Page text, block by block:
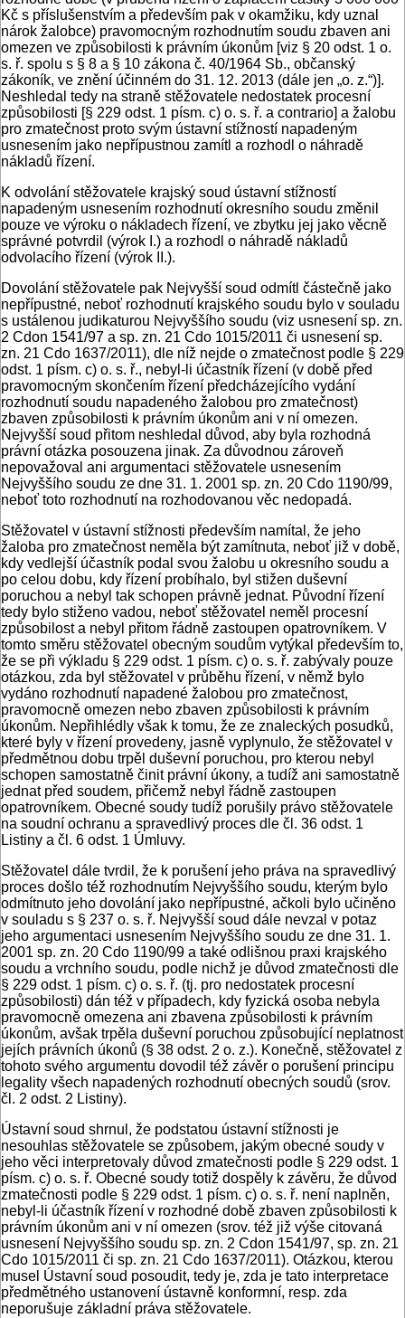
Kč s příslušenstvím a především pak v okamžiku, kdy uznal
nárok žalobce) pravomocným rozhodnutím soudu zbaven ani
omezen ve způsobilosti k právním úkonům [viz § 20 odst. 1 o.
s. ř. spolu s § 8 a § 10 zákona č. 40/1964 Sb., občanský
zákoník, ve znění účinném do 31. 12. 2013 (dále jen „o. z.“)].
Neshledal tedy na straně stěžovatele nedostatek procesní
způsobilosti [§ 229 odst. 1 písm. c) o. s. ř. a contrario] a žalobu
pro zmatečnost proto svým ústavní stížností napadeným
usnesením jako nepřípustnou zamítl a rozhodl o náhradě
nákladů řízení.
K odvolání stěžovatele krajský soud ústavní stížností
napadeným usnesením rozhodnutí okresního soudu změnil
pouze ve výroku o nákladech řízení, ve zbytku jej jako věcně
správné potvrdil (výrok I.) a rozhodl o náhradě nákladů
odvolacího řízení (výrok II.).
Dovolání stěžovatele pak Nejvyšší soud odmítl částečně jako
nepřípustné, neboť rozhodnutí krajského soudu bylo v souladu
s ustálenou judikaturou Nejvyššího soudu (viz usnesení sp. zn.
2 Cdon 1541/97 a sp. zn. 21 Cdo 1015/2011 či usnesení sp.
zn. 21 Cdo 1637/2011), dle níž nejde o zmatečnost podle § 229
odst. 1 písm. c) o. s. ř., nebyl-li účastník řízení (v době před
pravomocným skončením řízení předcházejícího vydání
rozhodnutí soudu napadeného žalobou pro zmatečnost)
zbaven způsobilosti k právním úkonům ani v ní omezen.
Nejvyšší soud přitom neshledal důvod, aby byla rozhodná
právní otázka posouzena jinak. Za důvodnou zároveň
nepovažoval ani argumentaci stěžovatele usnesením
Nejvyššího soudu ze dne 31. 1. 2001 sp. zn. 20 Cdo 1190/99,
neboť toto rozhodnutí na rozhodovanou věc nedopadá.
Stěžovatel v ústavní stížnosti především namítal, že jeho
žaloba pro zmatečnost neměla být zamítnuta, neboť již v době,
kdy vedlejší účastník podal svou žalobu u okresního soudu a
po celou dobu, kdy řízení probíhalo, byl stižen duševní
poruchou a nebyl tak schopen právně jednat. Původní řízení
tedy bylo stiženo vadou, neboť stěžovatel neměl procesní
způsobilost a nebyl přitom řádně zastoupen opatrovníkem. V
tomto směru stěžovatel obecným soudům vytýkal především to,
že se při výkladu § 229 odst. 1 písm. c) o. s. ř. zabývaly pouze
otázkou, zda byl stěžovatel v průběhu řízení, v němž bylo
vydáno rozhodnutí napadené žalobou pro zmatečnost,
pravomocně omezen nebo zbaven způsobilosti k právním
úkonům. Nepřihlédly však k tomu, že ze znaleckých posudků,
které byly v řízení provedeny, jasně vyplynulo, že stěžovatel v
předmětnou dobu trpěl duševní poruchou, pro kterou nebyl
schopen samostatně činit právní úkony, a tudíž ani samostatně
jednat před soudem, přičemž nebyl řádně zastoupen
opatrovníkem. Obecné soudy tudíž porušily právo stěžovatele
na soudní ochranu a spravedlivý proces dle čl. 36 odst. 1
Listiny a čl. 6 odst. 1 Úmluvy.
Stěžovatel dále tvrdil, že k porušení jeho práva na spravedlivý
proces došlo též rozhodnutím Nejvyššího soudu, kterým bylo
odmítnuto jeho dovolání jako nepřípustné, ačkoli bylo učiněno
v souladu s § 237 o. s. ř. Nejvyšší soud dále nevzal v potaz
jeho argumentaci usnesením Nejvyššího soudu ze dne 31. 1.
2001 sp. zn. 20 Cdo 1190/99 a také odlišnou praxi krajského
soudu a vrchního soudu, podle nichž je důvod zmatečnosti dle
§ 229 odst. 1 písm. c) o. s. ř. (tj. pro nedostatek procesní
způsobilosti) dán též v případech, kdy fyzická osoba nebyla
pravomocně omezena ani zbavena způsobilosti k právním
úkonům, avšak trpěla duševní poruchou způsobující neplatnost
jejích právních úkonů (§ 38 odst. 2 o. z.). Konečně, stěžovatel z
tohoto svého argumentu dovodil též závěr o porušení principu
legality všech napadených rozhodnutí obecných soudů (srov.
čl. 2 odst. 2 Listiny).
Ústavní soud shrnul, že podstatou ústavní stížnosti je
nesouhlas stěžovatele se způsobem, jakým obecné soudy v
jeho věci interpretovaly důvod zmatečnosti podle § 229 odst. 1
písm. c) o. s. ř. Obecné soudy totiž dospěly k závěru, že důvod
zmatečnosti podle § 229 odst. 1 písm. c) o. s. ř. není naplněn,
nebyl-li účastník řízení v rozhodné době zbaven způsobilosti k
právním úkonům ani v ní omezen (srov. též již výše citovaná
usnesení Nejvyššího soudu sp. zn. 2 Cdon 1541/97, sp. zn. 21
Cdo 1015/2011 či sp. zn. 21 Cdo 1637/2011). Otázkou, kterou
musel Ústavní soud posoudit, tedy je, zda je tato interpretace
předmětného ustanovení ústavně konformní, resp. zda
neporušuje základní práva stěžovatele.